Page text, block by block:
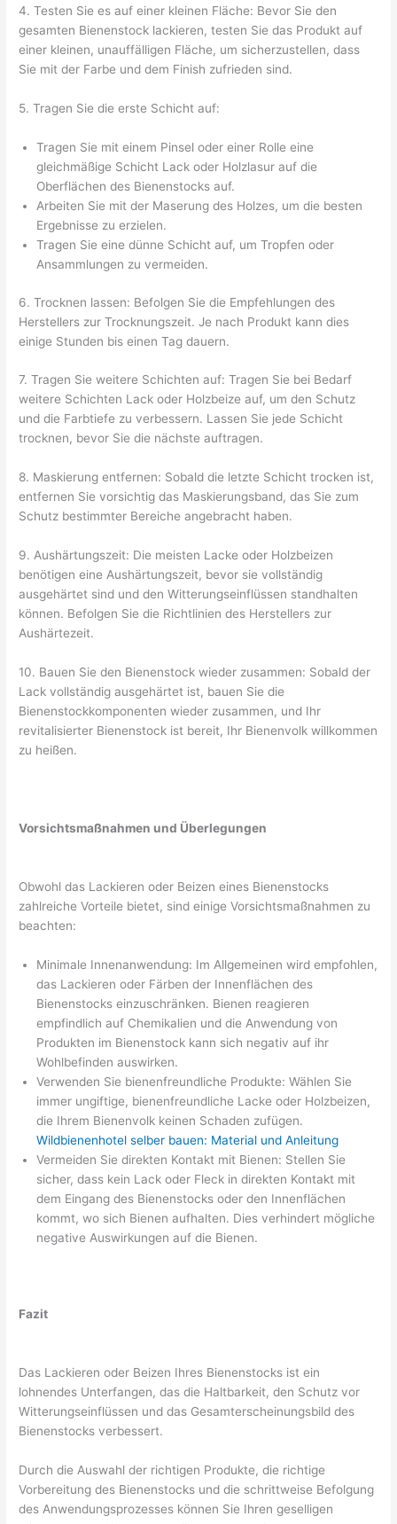
4. Testen Sie es auf einer kleinen Fläche: Bevor Sie den
gesamten Bienenstock lackieren, testen Sie das Produkt auf
einer kleinen, unauffälligen Fläche, um sicherzustellen, dass
Sie mit der Farbe und dem Finish zufrieden sind.
5. Tragen Sie die erste Schicht auf:
Tragen Sie mit einem Pinsel oder einer Rolle eine
gleichmäßige Schicht Lack oder Holzlasur auf die
Oberflächen des Bienenstocks auf.
Arbeiten Sie mit der Maserung des Holzes, um die besten
Ergebnisse zu erzielen.
Tragen Sie eine dünne Schicht auf, um Tropfen oder
Ansammlungen zu vermeiden.
6. Trocknen lassen: Befolgen Sie die Empfehlungen des
Herstellers zur Trocknungszeit. Je nach Produkt kann dies
einige Stunden bis einen Tag dauern.
7. Tragen Sie weitere Schichten auf: Tragen Sie bei Bedarf
weitere Schichten Lack oder Holzbeize auf, um den Schutz
und die Farbtiefe zu verbessern. Lassen Sie jede Schicht
trocknen, bevor Sie die nächste auftragen.
8. Maskierung entfernen: Sobald die letzte Schicht trocken ist,
entfernen Sie vorsichtig das Maskierungsband, das Sie zum
Schutz bestimmter Bereiche angebracht haben.
9. Aushärtungszeit: Die meisten Lacke oder Holzbeizen
benötigen eine Aushärtungszeit, bevor sie vollständig
ausgehärtet sind und den Witterungseinflüssen standhalten
können. Befolgen Sie die Richtlinien des Herstellers zur
Aushärtezeit.
10. Bauen Sie den Bienenstock wieder zusammen: Sobald der
Lack vollständig ausgehärtet ist, bauen Sie die
Bienenstockkomponenten wieder zusammen, und Ihr
revitalisierter Bienenstock ist bereit, Ihr Bienenvolk willkommen
zu heißen.
Vorsichtsmaßnahmen und Überlegungen
Obwohl das Lackieren oder Beizen eines Bienenstocks
zahlreiche Vorteile bietet, sind einige Vorsichtsmaßnahmen zu
beachten:
Minimale Innenanwendung: Im Allgemeinen wird empfohlen,
das Lackieren oder Färben der Innenflächen des
Bienenstocks einzuschränken. Bienen reagieren
empfindlich auf Chemikalien und die Anwendung von
Produkten im Bienenstock kann sich negativ auf ihr
Wohlbefinden auswirken.
Verwenden Sie bienenfreundliche Produkte: Wählen Sie
immer ungiftige, bienenfreundliche Lacke oder Holzbeizen,
die Ihrem Bienenvolk keinen Schaden zufügen.
Wildbienenhotel selber bauen: Material und Anleitung
Vermeiden Sie direkten Kontakt mit Bienen: Stellen Sie
sicher, dass kein Lack oder Fleck in direkten Kontakt mit
dem Eingang des Bienenstocks oder den Innenflächen
kommt, wo sich Bienen aufhalten. Dies verhindert mögliche
negative Auswirkungen auf die Bienen.
Fazit
Das Lackieren oder Beizen Ihres Bienenstocks ist ein
lohnendes Unterfangen, das die Haltbarkeit, den Schutz vor
Witterungseinflüssen und das Gesamterscheinungsbild des
Bienenstocks verbessert.
Durch die Auswahl der richtigen Produkte, die richtige
Vorbereitung des Bienenstocks und die schrittweise Befolgung
des Anwendungsprozesses können Sie Ihren geselligen